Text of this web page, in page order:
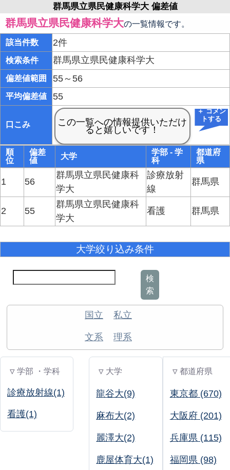
群馬県立県民健康科学大 偏差値
群馬県立県民健康科学大の一覧情報です。
該当件数 2件
検索条件 群馬県立県民健康科学大
偏差値範囲 55～56
平均偏差値 55
口こみ
＋ コメン
トする
順
位
偏差
値
大学
学部 - 学
科
都道府
県
1 56
群馬県立県民健康科
学大
診療放射
線
群馬県
2 55
群馬県立県民健康科
学大
看護 群馬県
大学絞り込み条件
検
索
国立 私立
文系 理系
▽ 学部 ・学科
診療放射線(1)
看護(1)
▽ 大学
龍谷大(9)
麻布大(2)
麗澤大(2)
鹿屋体育大(1)
▽ 都道府県
東京都 (670)
大阪府 (201)
兵庫県 (115)
福岡県 (98)